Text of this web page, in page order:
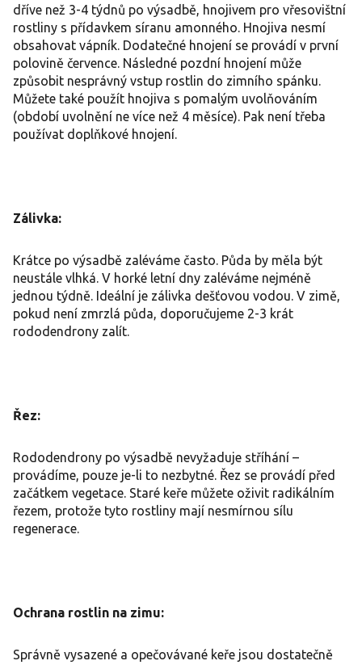
dříve než 3-4 týdnů po výsadbě, hnojivem pro vřesovištní
rostliny s přídavkem síranu amonného. Hnojiva nesmí
obsahovat vápník. Dodatečné hnojení se provádí v první
polovině července. Následné pozdní hnojení může
způsobit nesprávný vstup rostlin do zimního spánku.
Můžete také použít hnojiva s pomalým uvolňováním
(období uvolnění ne více než 4 měsíce). Pak není třeba
používat doplňkové hnojení.
Zálivka:
Krátce po výsadbě zaléváme často. Půda by měla být
neustále vlhká. V horké letní dny zaléváme nejméně
jednou týdně. Ideální je zálivka dešťovou vodou. V zimě,
pokud není zmrzlá půda, doporučujeme 2-3 krát
rododendrony zalít.
Řez:
Rododendrony po výsadbě nevyžaduje stříhání –
provádíme, pouze je-li to nezbytné. Řez se provádí před
začátkem vegetace. Staré keře můžete oživit radikálním
řezem, protože tyto rostliny mají nesmírnou sílu
regenerace.
Ochrana rostlin na zimu:
Správně vysazené a opečovávané keře jsou dostatečně